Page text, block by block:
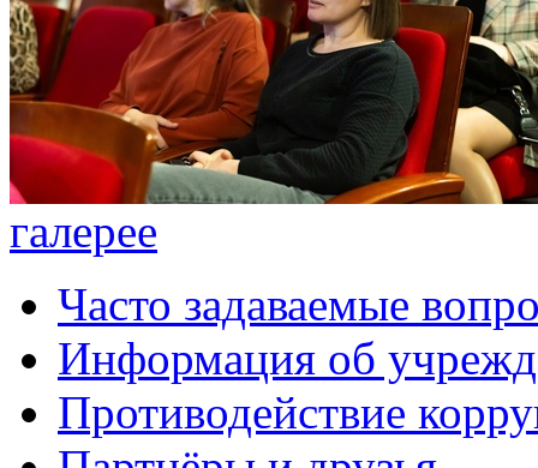
галерее
Часто задаваемые
Информация об
Противодействие